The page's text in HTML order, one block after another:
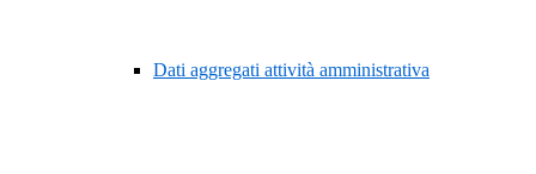
Dati aggregati attività amministrativa